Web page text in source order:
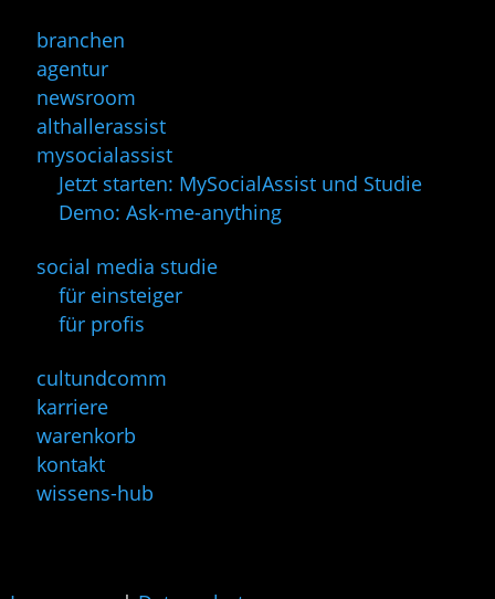
branchen
agentur
newsroom
althallerassist
mysocialassist
Jetzt starten: MySocialAssist und Studie
Demo: Ask-me-anything
social media studie
für einsteiger
für profis
cultundcomm
karriere
warenkorb
kontakt
wissens-hub